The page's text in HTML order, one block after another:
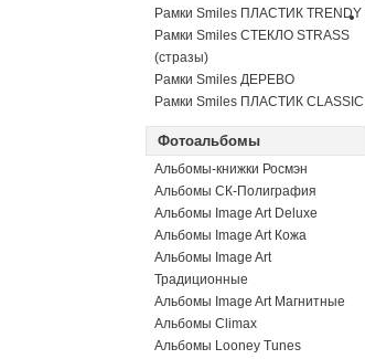
Рамки Smiles ПЛАСТИК TRENDY
Рамки Smiles СТЕКЛО STRASS
(стразы)
Рамки Smiles ДЕРЕВО
Рамки Smiles ПЛАСТИК CLASSIC
Фотоальбомы
Альбомы-книжки Росмэн
Альбомы СК-Полиграфия
Альбомы Image Art Deluxe
Альбомы Image Art Кожа
Альбомы Image Art
Традиционные
Альбомы Image Art Магнитные
Альбомы Climax
Альбомы Looney Tunes